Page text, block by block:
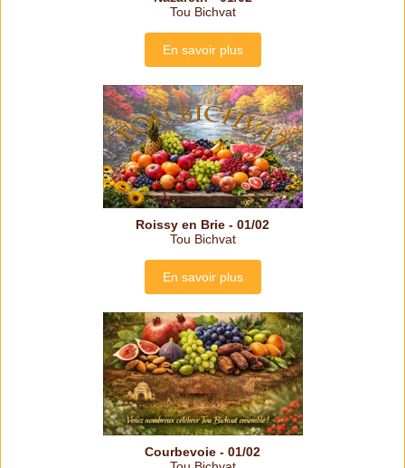
Tou Bichvat
En savoir plus
Roissy en Brie - 01/02
Tou Bichvat
En savoir plus
Courbevoie - 01/02